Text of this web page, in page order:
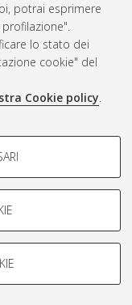
potrai esprimere
lo stato dei
cookie" del
Cookie policy.
caratteristiche della
al loro comportamento